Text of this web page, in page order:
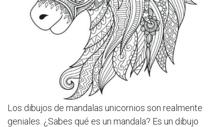
Los dibujos de mandalas unicornios son realmente
geniales. ¿Sabes qué es un mandala? Es un dibujo